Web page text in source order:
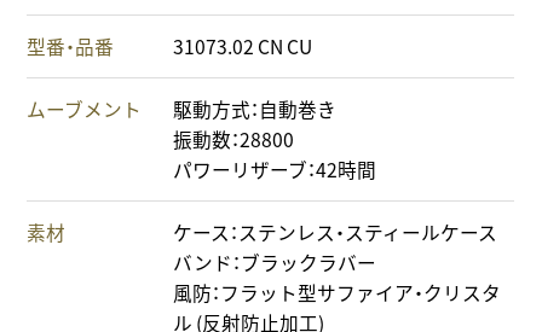
型番・品番 31073.02 CN CU
ムーブメント
駆動方式：自動巻き
振動数：28800
パワーリザーブ：42時間
素材
ケース：ステンレス・スティールケース
バンド：ブラックラバー
風防：フラット型サファイア・クリスタ
ル (反射防止加工)